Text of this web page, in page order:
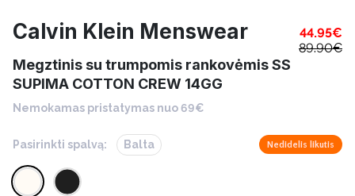
Calvin Klein Menswear 44.95€
89.90€
Megztinis su trumpomis rankovėmis SS
SUPIMA COTTON CREW 14GG
Nemokamas pristatymas nuo 69€
Pasirinkti spalvą: Balta Nedidelis likutis